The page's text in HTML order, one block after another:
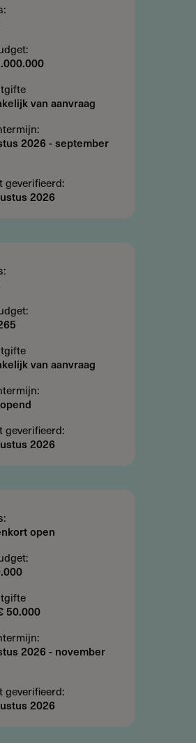
van aanvraag
2026 -september
geverifieerd:
2026
van aanvraag
geverifieerd:
2026
open
50.000
2026 - november
geverifieerd:
2026